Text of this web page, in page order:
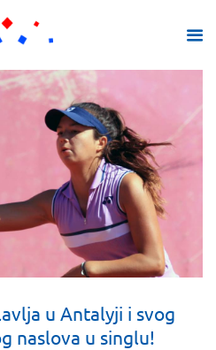
u Antalyji i svog
naslova u singlu!